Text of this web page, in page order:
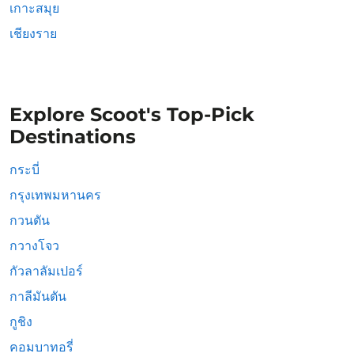
เกาะสมุย
เชียงราย
Explore Scoot's Top-Pick
Destinations
กระบี่
กรุงเทพมหานคร
กวนตัน
กวางโจว
กัวลาลัมเปอร์
กาลีมันตัน
กูชิง
คอมบาทอรี่